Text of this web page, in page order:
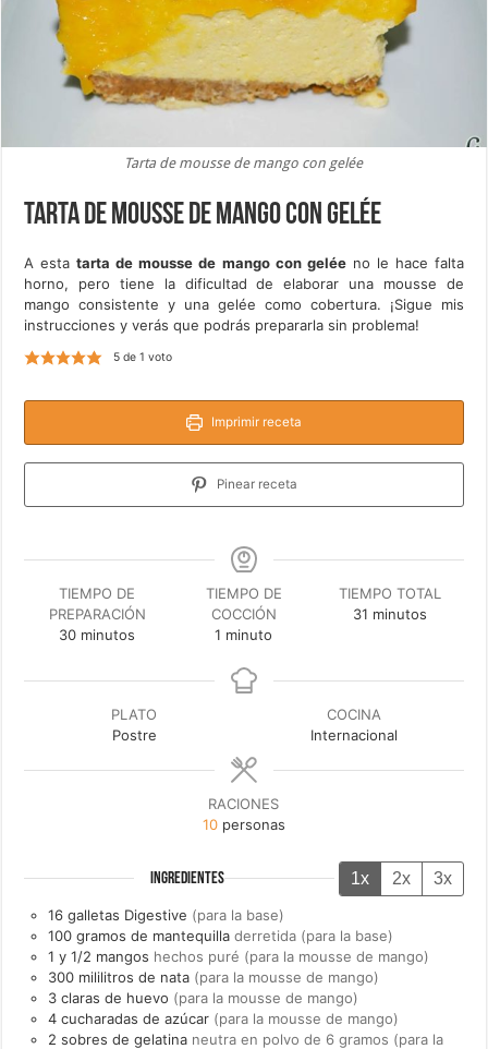
Tarta de mousse de mango con gelée
Tarta de mousse de mango con gelée
A estatarta de mousse de mango con geléeno le hace falta
horno, pero tiene la dificultad de elaborar una mousse de
mango consistente y una gelée como cobertura. ¡Sigue mis
instrucciones y verás que podrás prepararla sin problema!
5de 1 voto
Imprimir receta
Pinear receta
TIEMPO DE
PREPARACIÓN
30minutos
minutos
TIEMPO DE
COCCIÓN
1 minuto
minuto
TIEMPO TOTAL
31 minutos
minutos
PLATO
Postre
COCINA
Internacional
RACIONES
10 personas
INGREDIENTES 1x 2x 3x
16 galletas Digestive (para la base)
100 gramos de mantequilla derretida (para la base)
1 y 1/2 mangos hechos puré (para la mousse de mango)
300 mililitros de nata (para la mousse de mango)
3 claras de huevo (para la mousse de mango)
4 cucharadas de azúcar (para la mousse de mango)
2 sobres de gelatina neutra en polvo de 6 gramos (para la